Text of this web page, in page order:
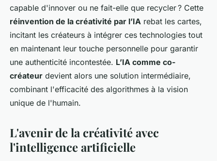
capable d'innover ou ne fait-elle que recycler ? Cette
réinvention de la créativité par l’IA rebat les cartes,
incitant les créateurs à intégrer ces technologies tout
en maintenant leur touche personnelle pour garantir
une authenticité incontestée. L’IA comme co-
créateur devient alors une solution intermédiaire,
combinant l'efficacité des algorithmes à la vision
unique de l'humain.
L'avenir de la créativité avec
l'intelligence artificielle